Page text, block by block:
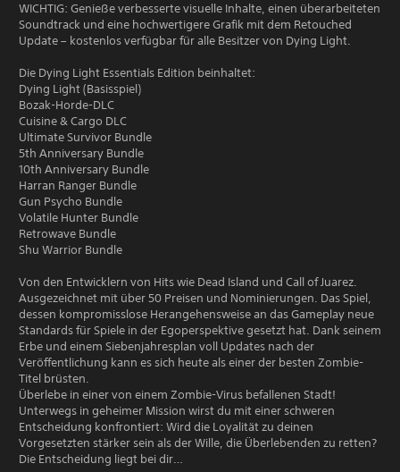
WICHTIG: Genieße verbesserte visuelle Inhalte, einen überarbeiteten
Soundtrack und eine hochwertigere Grafik mit dem Retouched
Update – kostenlos verfügbar für alle Besitzer von Dying Light.
Die Dying Light Essentials Edition beinhaltet:
Dying Light (Basisspiel)
Bozak-Horde-DLC
Cuisine & Cargo DLC
Ultimate Survivor Bundle
5th Anniversary Bundle
10th Anniversary Bundle
Harran Ranger Bundle
Gun Psycho Bundle
Volatile Hunter Bundle
Retrowave Bundle
Shu Warrior Bundle
Von den Entwicklern von Hits wie Dead Island und Call of Juarez.
Ausgezeichnet mit über 50 Preisen und Nominierungen. Das Spiel,
dessen kompromisslose Herangehensweise an das Gameplay neue
Standards für Spiele in der Egoperspektive gesetzt hat. Dank seinem
Erbe und einem Siebenjahresplan voll Updates nach der
Veröffentlichung kann es sich heute als einer der besten Zombie-
Titel brüsten.
Überlebe in einer von einem Zombie-Virus befallenen Stadt!
Unterwegs in geheimer Mission wirst du mit einer schweren
Entscheidung konfrontiert: Wird die Loyalität zu deinen
Vorgesetzten stärker sein als der Wille, die Überlebenden zu retten?
Die Entscheidung liegt bei dir…